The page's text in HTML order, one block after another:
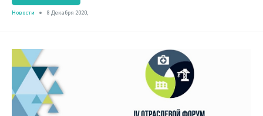
Новости 8 Декабря 2020,